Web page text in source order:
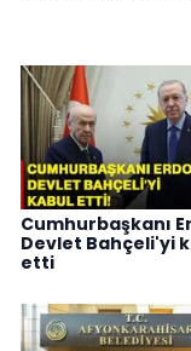
Cumhurbaşkanı
Devlet Bahçeli'yi
etti